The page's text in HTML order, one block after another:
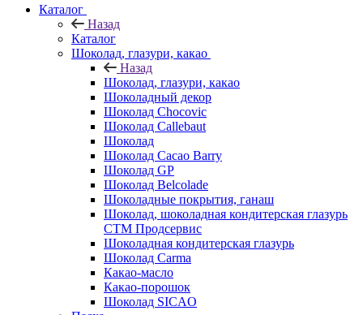
Каталог
Назад
Каталог
Шоколад, глазури, какао
Назад
Шоколад, глазури, какао
Шоколадный декор
Шоколад Chocovic
Шоколад Callebaut
Шоколад
Шоколад Cacao Barry
Шоколад GP
Шоколад Belcolade
Шоколадные покрытия, ганаш
Шоколад, шоколадная кондитерская глазурь
СТМ Продсервис
Шоколадная кондитерская глазурь
Шоколад Carma
Какао-масло
Какао-порошок
Шоколад SICAO